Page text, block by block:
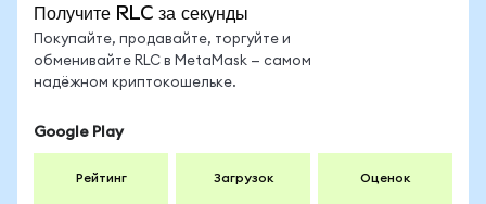
Получите RLC за секунды
Покупайте, продавайте, торгуйте и
обменивайте RLC в MetaMask — самом
надёжном криптокошельке.
Google Play
Рейтинг Загрузок Оценок